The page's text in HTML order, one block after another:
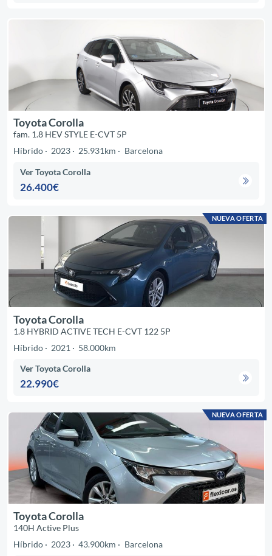
Toyota Corolla
fam. 1.8 HEV STYLE E-CVT 5P
Híbrido
2023 25.931km Barcelona
Ver Toyota Corolla
26.400€
NUEVA OFERTA
Toyota Corolla
1.8 HYBRID ACTIVE TECH E-CVT 122 5P
Híbrido
2021 58.000km
Ver Toyota Corolla
22.990€
NUEVA OFERTA
Toyota Corolla
140H Active Plus
Híbrido
2023 43.900km Barcelona